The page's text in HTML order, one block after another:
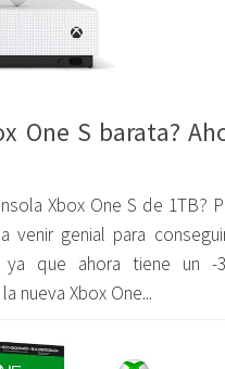
One S barata?
Xbox One S de 1TB?
genial para
que ahora tiene un -
nueva Xbox One...